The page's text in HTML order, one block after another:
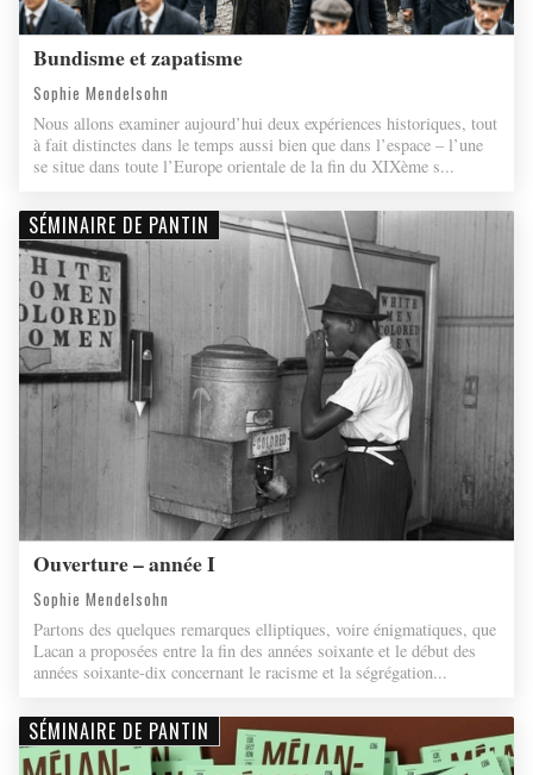
Bundisme et zapatisme
Sophie Mendelsohn
Nous allons examiner aujourd’hui deux expériences historiques, tout
à fait distinctes dans le temps aussi bien que dans l’espace – l’une
se situe dans toute l’Europe orientale de la fin du XIXème s...
SÉMINAIRE DE PANTIN
Ouverture – année I
Sophie Mendelsohn
Partons des quelques remarques elliptiques, voire énigmatiques, que
Lacan a proposées entre la fin des années soixante et le début des
années soixante-dix concernant le racisme et la ségrégation...
SÉMINAIRE DE PANTIN